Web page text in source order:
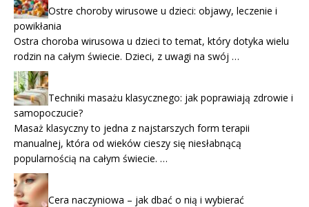
Ostre choroby wirusowe u dzieci: objawy, leczenie i
powikłania
Ostra choroba wirusowa u dzieci to temat, który dotyka wielu
rodzin na całym świecie. Dzieci, z uwagi na swój …
Techniki masażu klasycznego: jak poprawiają zdrowie i
samopoczucie?
Masaż klasyczny to jedna z najstarszych form terapii
manualnej, która od wieków cieszy się niesłabnącą
popularnością na całym świecie. …
Cera naczyniowa – jak dbać o nią i wybierać